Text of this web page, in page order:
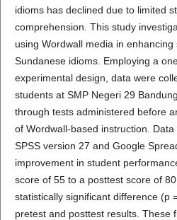
idioms has declined due to limited
comprehension. This study
using Wordwall media in
Sundanese idioms. Employing a
experimental design, data were
students at SMP Negeri 29
through tests administered before
of Wordwall-based instruction.
SPSS version 27 and Google
improvement in student
score of 55 to a posttest score of
statistically significant difference (p
pretest and posttest results. These